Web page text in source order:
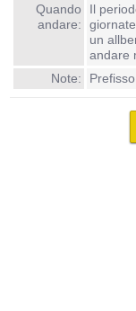
Quando
andare:
Il
un
andare
Note: